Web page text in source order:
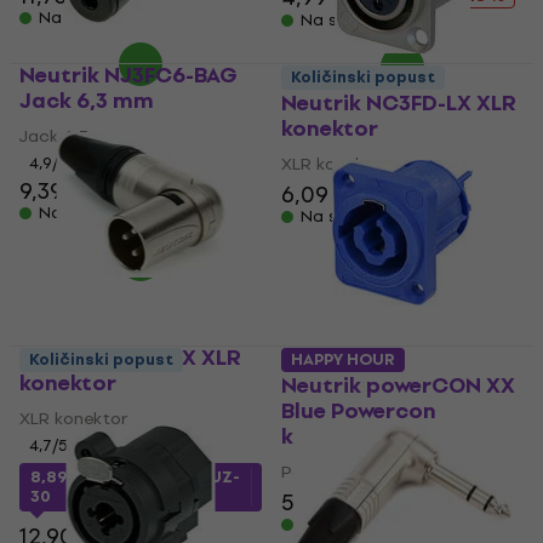
Na skladištu
Na skladištu
Neutrik NJ3FC6-BAG
Jack 6,3 mm
Jack 6,3 mm
4,9/5
9,39 €
Na skladištu
Neutrik NC3FD-LX XLR
konektor
XLR konektor
6,09 €
Na skladištu
Neutrik NC3MRX XLR
konektor
XLR konektor
4,7/5
8,89 €s kodom MUZMUZ-
30
Količinski popust
Neutrik powerCON XX
Blue Powercon
konektor
Powercon konektor
5,29 €5,99 €
Na skladištu
Količinski popust HAPPY HOUR